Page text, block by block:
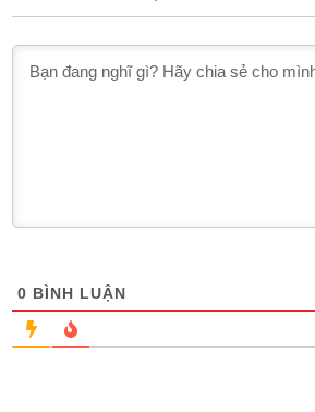
0 BÌNH LUẬN